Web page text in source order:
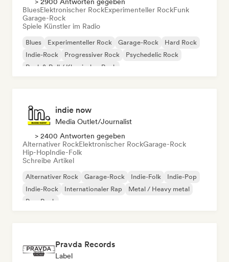
BluesElektronischer RockExperimenteller RockFunk
Garage-Rock
Spiele Künstler im Radio
Blues Experimenteller Rock Garage-Rock
Hard Rock
Indie-Rock
Progressiver Rock
Psychedelic Rock
Rock & Roll / Klassischer Rock
indie now
Media Outlet/Journalist
> 2400 Antworten gegeben
Alternativer RockElektronischer RockGarage-Rock
Hip-HopIndie-Folk
Schreibe Artikel
Alternativer Rock Garage-Rock Indie-Folk
Indie-Pop
Indie-Rock
Internationaler Rap
Metal / Heavy metal
Pop-Rock
Pravda Records
Label